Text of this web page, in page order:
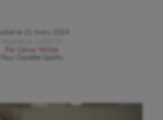
le
21 mars 2024
Par
César Willot
Gazette Sports